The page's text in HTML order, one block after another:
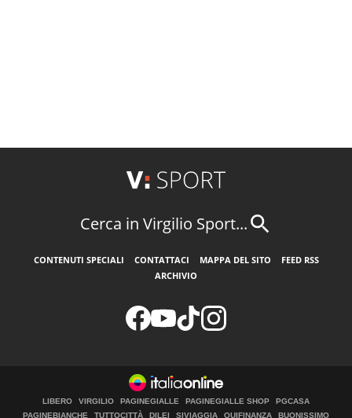
Cerca in Virgilio Sport...
CONTENUTI SPECIALI CONTATTACI MAPPA DEL SITO
FEED RSS
ARCHIVIO
LIBERO VIRGILIO PAGINEGIALLE PAGINEGIALLE SHOP
PGCASA
PAGINEBIANCHE
TUTTOCITTÀ DILEI SIVIAGGIA QUIFINANZA BUONISSIMO